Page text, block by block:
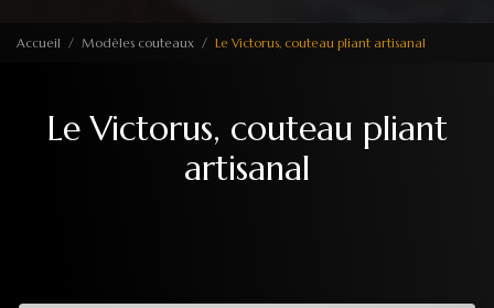
Accueil Modèles couteaux Le Victorus, couteau pliant artisanal
Le Victorus, couteau pliant
artisanal